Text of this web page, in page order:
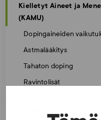
Kielletyt Aineet ja
(KAMU)
Dopingaineiden
Astmalääkitys
Tahaton doping
Ravintolisät